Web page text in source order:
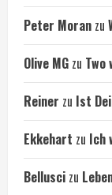
Peter Moran zu
Olive MG zu Two
Reiner zu Ist
Ekkehart zu Ich
Bellusci zu